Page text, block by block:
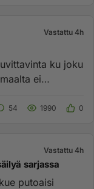
Vastattu 4h
ku joku
ei
54 1990 0
Vastattu 4h
sarjassa
putoaisi